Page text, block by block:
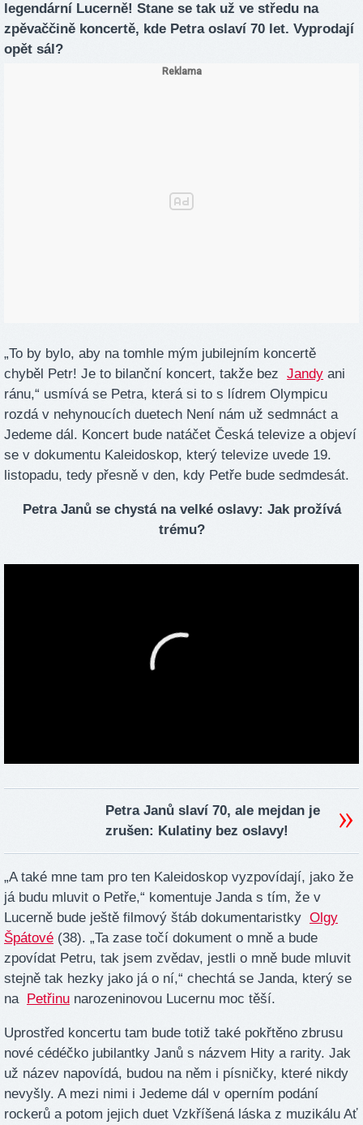
legendární Lucerně! Stane se tak už ve středu na
zpěvaččině koncertě, kde Petra oslaví 70 let. Vyprodají
opět sál?
„To by bylo, aby na tomhle mým jubilejním koncertě
chyběl Petr! Je to bilanční koncert, takže bez Jandy ani
ránu,“ usmívá se Petra, která si to s lídrem Olympicu
rozdá v nehynoucích duetech Není nám už sedmnáct a
Jedeme dál. Koncert bude natáčet Česká televize a objeví
se v dokumentu Kaleidoskop, který televize uvede 19.
listopadu, tedy přesně v den, kdy Petře bude sedmdesát.
Petra Janů se chystá na velké oslavy: Jak prožívá
trému?
Petra Janů slaví 70, ale mejdan je
zrušen: Kulatiny bez oslavy!
„A také mne tam pro ten Kaleidoskop vyzpovídají, jako že
já budu mluvit o Petře,“ komentuje Janda s tím, že v
Lucerně bude ještě filmový štáb dokumentaristky Olgy
Špátové (38). „Ta zase točí dokument o mně a bude
zpovídat Petru, tak jsem zvědav, jestli o mně bude mluvit
stejně tak hezky jako já o ní,“ chechtá se Janda, který se
na Petřinu narozeninovou Lucernu moc těší.
Uprostřed koncertu tam bude totiž také pokřtěno zbrusu
nové cédéčko jubilantky Janů s názvem Hity a rarity. Jak
už název napovídá, budou na něm i písničky, které nikdy
nevyšly. A mezi nimi i Jedeme dál v operním podání
rockerů a potom jejich duet Vzkříšená láska z muzikálu Ať